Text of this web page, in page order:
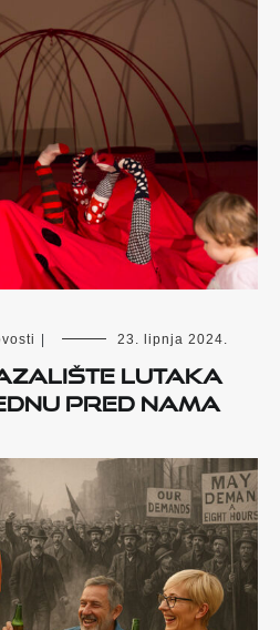
23. lipnja 2024.
LUTAKA
PRED NAMA